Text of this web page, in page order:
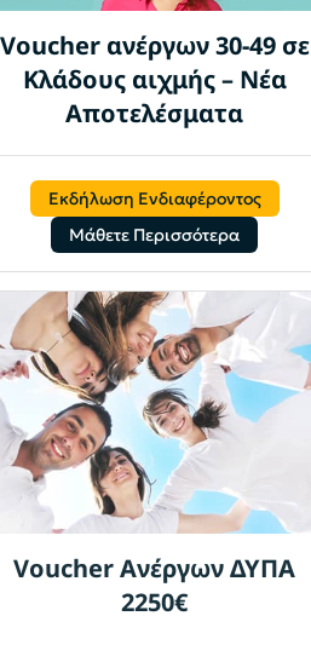
Voucher ανέργων 30-49 σε
Κλάδους αιχμής – Νέα
Αποτελέσματα
Εκδήλωση Ενδιαφέροντος
Μάθετε Περισσότερα
Voucher Ανέργων ΔΥΠΑ
2250€